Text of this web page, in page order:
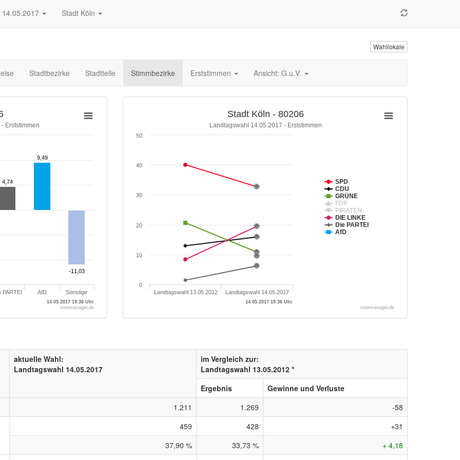
14.05.2017 Stadt Köln
Wahllokale
Stadtbezirke Stadtteile Stimmbezirke Erststimmen Ansicht: G.u.V.
14.05.2017 19:36 Uhr
Erststimmen
4,74
4,74
9,49
9,49
-11,03
-11,03
PARTEI AfD Sonstige
votemanager.de
14.05.2017 19:36 Uhr
Stadt Köln - 80206
Landtagswahl 14.05.2017 - Erststimmen
SPD
CDU
GRÜNE
FDP
PIRATEN
DIE LINKE
Die PARTEI
AfD
Landtagswahl 13.05.2012 Landtagswahl 14.05.2017
0
10
20
30
40
50
votemanager.de
aktuelle Wahl:
Landtagswahl 14.05.2017
im Vergleich zur:
Landtagswahl 13.05.2012 *
Ergebnis
Gewinne und Verluste
1.211 1.269
-58
459 428
+31
37,90 %
33,73 %
+ 4,18